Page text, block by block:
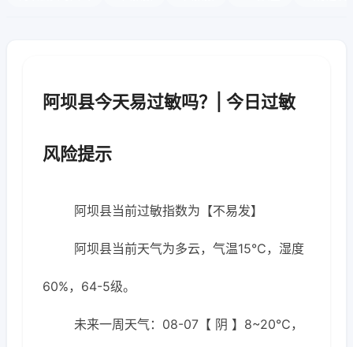
阿坝县今天易过敏吗？| 今日过敏
风险提示
阿坝县当前过敏指数为【不易发】
阿坝县当前天气为多云，气温15℃，湿度
60%，64-5级。
未来一周天气：08-07【 阴 】8~20℃，